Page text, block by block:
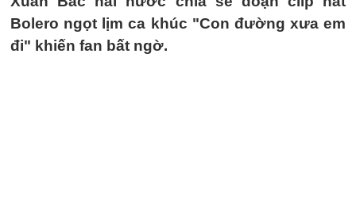
Bolero ngọt lịm ca khúc "Con đường xưa em
đi" khiến fan bất ngờ.